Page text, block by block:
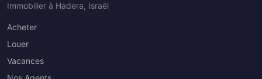
Immobilier à Hadera, Israël
Acheter
Louer
Vacances